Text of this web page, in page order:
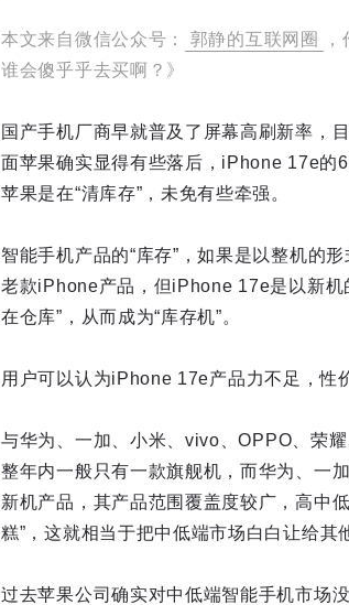
本文来自微信公众号： 郭静的互联网圈
谁会傻乎乎去买啊？》
国产手机厂商早就普及了屏幕高刷新率，
面苹果确实显得有些落后，iPhone 17e的
苹果是在“清库存”，未免有些牵强。
智能手机产品的“库存”，如果是以整机的
老款iPhone产品，但iPhone 17e是以新机
在仓库”，从而成为“库存机”。
用户可以认为iPhone 17e产品力不足，性
与华为、一加、小米、vivo、OPPO、荣
整年内一般只有一款旗舰机，而华为、一
新机产品，其产品范围覆盖度较广，高中
糕”，这就相当于把中低端市场白白让给其
过去苹果公司确实对中低端智能手机市场